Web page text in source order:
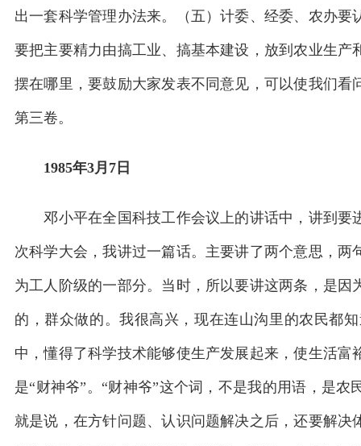
出一套科学管理办法来。（五）计委、经委、农办
要把主要精力由搞工业、搞基本建设，放到农业生
摆在哪里，要鼓励大家发表不同意见，可以使我们
第三卷。
1985年3月7日
邓小平在全国科技工作会议上的讲话中，讲到要
次科学大会，我讲过一篇话。主要讲了两个意思，
为工人阶级的一部分。当时，所以要讲这两条，是
的，群众做的。我很高兴，现在连山沟里的农民都
中，懂得了科学技术能够使生产发展起来，使生活
是“财神爷”。“财神爷”这个词，不是我的用语，是
就是说，在方针问题、认识问题解决之后，还要解